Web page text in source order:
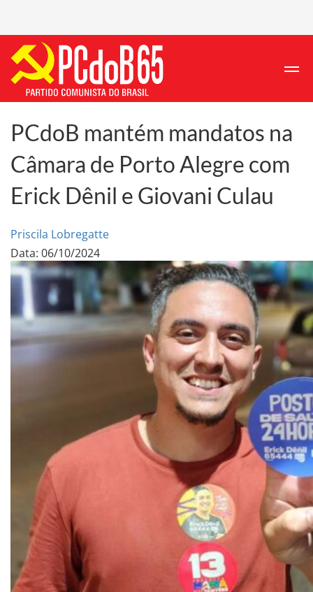
PCdoB mantém mandatos na
Câmara de Porto Alegre com
Erick Dênil e Giovani Culau
Priscila Lobregatte
Data: 06/10/2024